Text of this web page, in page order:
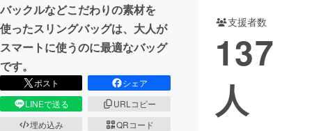
バックルなどこだわりの素材を
使ったスリングバッグは、大人が
スマートに使うのに最適なバッグ
です。
ポスト
シェア
LINEで送る
URLコピー
埋め込み
QRコード
支援者数
137
人